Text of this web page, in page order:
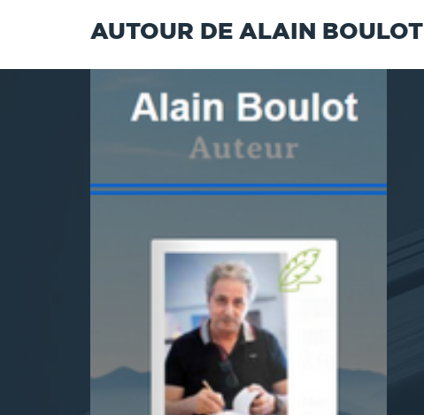
AUTOUR DE ALAIN BOULOT